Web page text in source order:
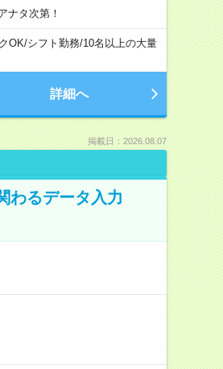
タ次第！
OK/シフト勤務/10名以上の大量
詳細へ
掲載日：2026.08.07
わるデータ入力